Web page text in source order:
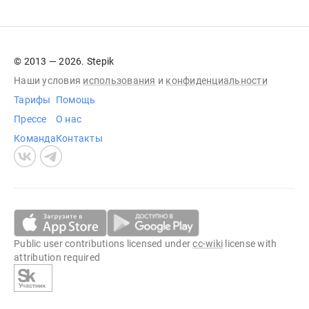
© 2013 — 2026. Stepik
Наши условия использования и конфиденциальности
Тарифы
Прессе
Команда
Помощь
О нас
Контакты
Public user contributions licensed undercc-wiki license with
attribution required